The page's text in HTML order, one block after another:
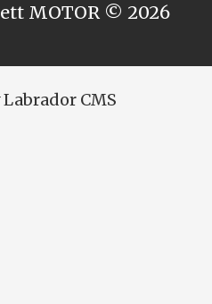
MOTOR © 2026
CMS